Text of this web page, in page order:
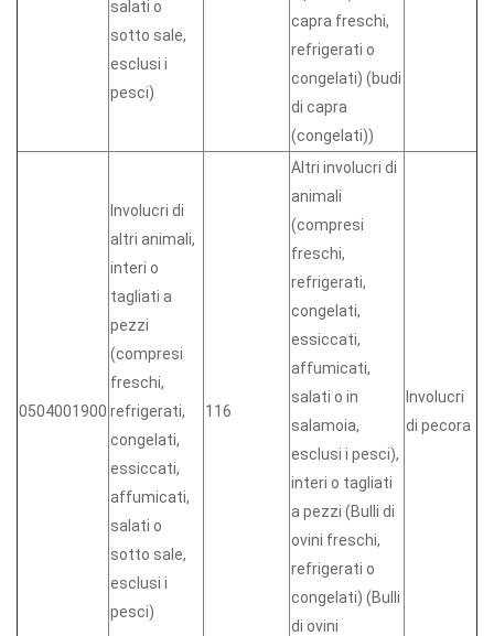
salati o
sotto sale,
esclusi i
pesci)
capra freschi,
refrigerati o
congelati) (budi
di capra
(congelati))
0504001900
Involucri di
altri animali,
interi o
tagliati a
pezzi
(compresi
freschi,
refrigerati,
congelati,
essiccati,
affumicati,
salati o
sotto sale,
esclusi i
pesci)
116
Altri involucri di
animali
(compresi
freschi,
refrigerati,
congelati,
essiccati,
affumicati,
salati o in
salamoia,
esclusi i pesci),
interi o tagliati
a pezzi (Bulli di
ovini freschi,
refrigerati o
congelati) (Bulli
di ovini
Involucri
di pecora